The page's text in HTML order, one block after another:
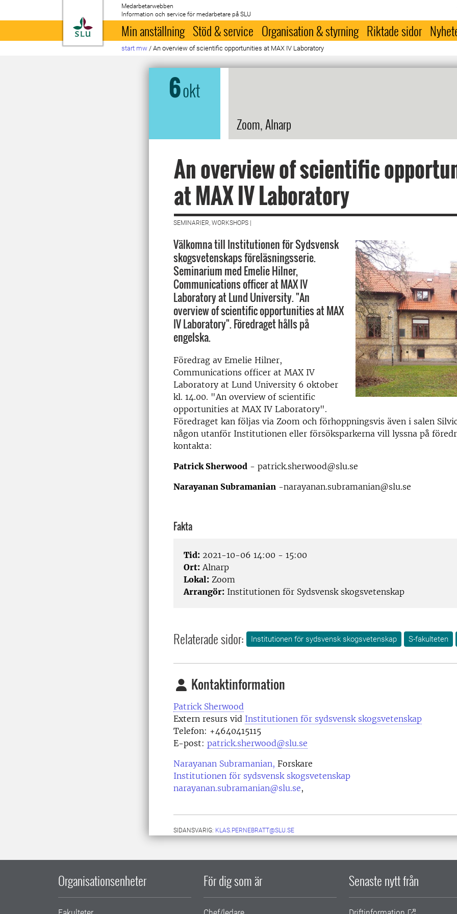
Till startsida
Medarbetarwebben
Information och service för medarbetare på SLU
Min anställning Stöd & service Organisation & styrning Riktade sidor
start mw / An overview of scientific opportunities at MAX IV Laboratory
6okt
Zoom, Alnarp
An overview of scientific
at MAX IV Laboratory
SEMINARIER, WORKSHOPS |
Välkomna till Institutionen för Sydsvensk
skogsvetenskaps föreläsningsserie.
Seminarium med Emelie Hilner,
Communications officer at MAX IV
Laboratory at Lund University. "An
overview of scientific opportunities at MAX
IV Laboratory". Föredraget hålls på
engelska.
Föredrag av Emelie Hilner,
Communications officer at MAX IV
Laboratory at Lund University 6 oktober
kl. 14.00. "An overview of scientific
opportunities at MAX IV Laboratory".
Föredraget kan följas via Zoom och förhoppningsvis även i salen
någon utanför Institutionen eller försöksparkerna vill lyssna på
kontakta:
Patrick Sherwood - patrick.sherwood@slu.se
Narayanan Subramanian -narayanan.subramanian@slu.se
Fakta
Tid: 2021-10-06 14:00 - 15:00
Ort: Alnarp
Lokal: Zoom
Arrangör: Institutionen för Sydsvensk skogsvetenskap
Relaterade sidor: Institutionen för sydsvensk skogsvetenskap S-fakulteten
Kontaktinformation
Patrick Sherwood
Extern resurs vid Institutionen för sydsvensk skogsvetenskap
Telefon: +4640415115
E-post: patrick.sherwood@slu.se
Narayanan Subramanian, Forskare
Institutionen för sydsvensk skogsvetenskap
narayanan.subramanian@slu.se,
SIDANSVARIG: KLAS.PERNEBRATT@SLU.SE
Organisationsenheter För dig som är Senaste nytt från